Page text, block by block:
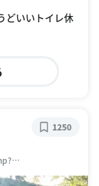
どいいトイレ休
1250